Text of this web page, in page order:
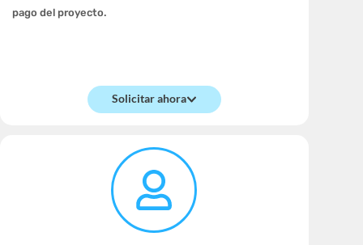
pago del proyecto.
Solicitar ahora